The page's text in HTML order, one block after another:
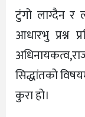
टुंगो लाग्दैन र
आधारभु प्रश्न
सिद्धांतको
कुरा हो।